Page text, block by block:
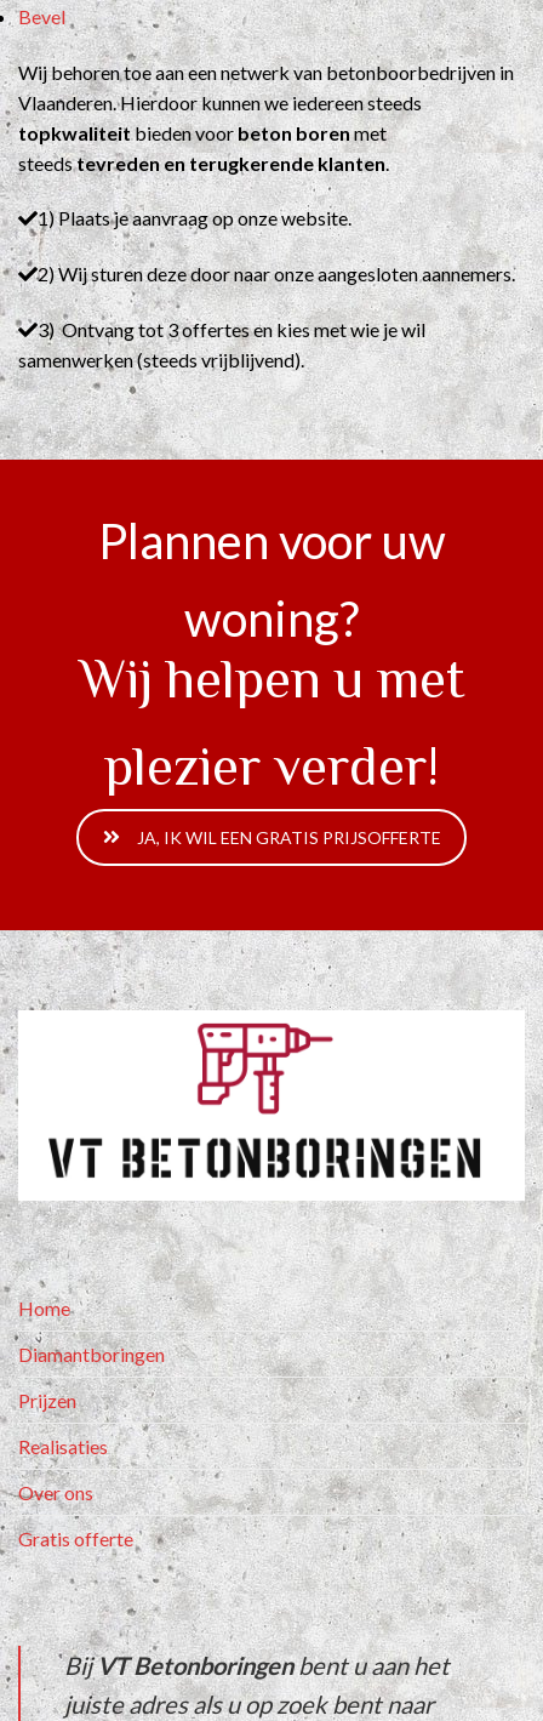
Bevel
Wij behoren toe aan een netwerk van betonboorbedrijven in
Vlaanderen. Hierdoor kunnen we iedereen steeds
topkwaliteitbieden voorbeton borenmet
steedstevreden en terugkerende klanten
1) Plaats je aanvraag op onze website.
2) Wij sturen deze door naar onze aangesloten aannemers.
3) Ontvang tot 3 offertes en kies met wie je wil
samenwerken (steeds vrijblijvend).
Plannen voor uw
woning?
Wij helpen u met
plezier verder!
JA, IK WIL EEN GRATIS PRIJSOFFERTE
Home
Diamantboringen
Prijzen
Realisaties
Over ons
Gratis offerte
BijVT Betonboringenbent u aan het
juiste adres als u op zoek bent naar